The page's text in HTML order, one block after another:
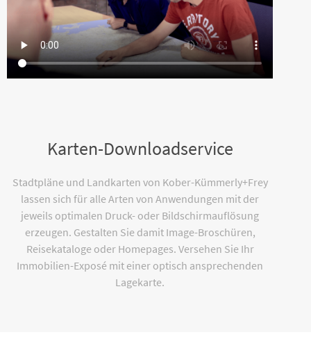
Karten-Downloadservice
Stadtpläne und Landkarten von Kober-Kümmerly+Frey
lassen sich für alle Arten von Anwendungen mit der
jeweils optimalen Druck- oder Bildschirmauflösung
erzeugen. Gestalten Sie damit Image-Broschüren,
Reisekataloge oder Homepages. Versehen Sie Ihr
Immobilien-Exposé mit einer optisch ansprechenden
Lagekarte.